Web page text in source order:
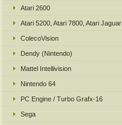
Atari 2600
Atari 5200, Atari 7800, Atari Jaguar
ColecoVision
Dendy (Nintendo)
Mattel Intellivision
Nintendo 64
PC Engine / Turbo Grafx-16
Sega